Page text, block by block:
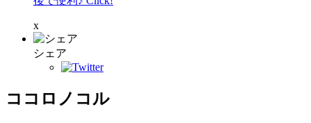
x
シェア
ココロノコル